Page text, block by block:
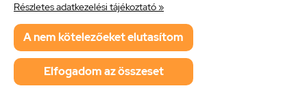
Részletes adatkezelési tájékoztató »
A nem kötelezőeket elutasítom
Elfogadom az összeset
Neon Music Hungary Bt.
ÁSZF
Adatkezelési tájékoztató